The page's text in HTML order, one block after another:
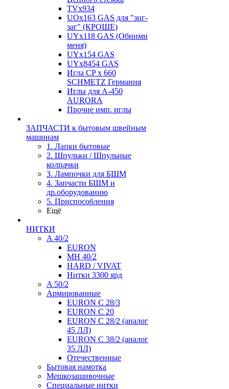
TVх934
UOx163 GAS для "зиг-
заг" (КРОШЕ)
UYx118 GAS (Обними
меня)
UYx154 GAS
UYx8454 GAS
Игла CP х 660
SCHMETZ Германия
Иглы для А-450
AURORA
Прочие имп. иглы
ЗАПЧАСТИ к бытовым швейным
машинам
1. Лапки бытовые
2. Шпульки / Шпульные
колпачки
3. Лампочки для БШМ
4. Запчасти БШМ и
др.оборудованию
5. Приспособления
Ещё
НИТКИ
A 40/2
EURON
MH 40/2
HARD / VIVAT
Нитки 3300 ярд
A 50/2
Армированные
EURON C 28/3
EURON C 20
EURON C 28/2 (аналог
45 ЛЛ)
EURON C 38/2 (аналог
35 ЛЛ)
Отечественные
Бытовая намотка
Мешкозашивочные
Специальные нитки